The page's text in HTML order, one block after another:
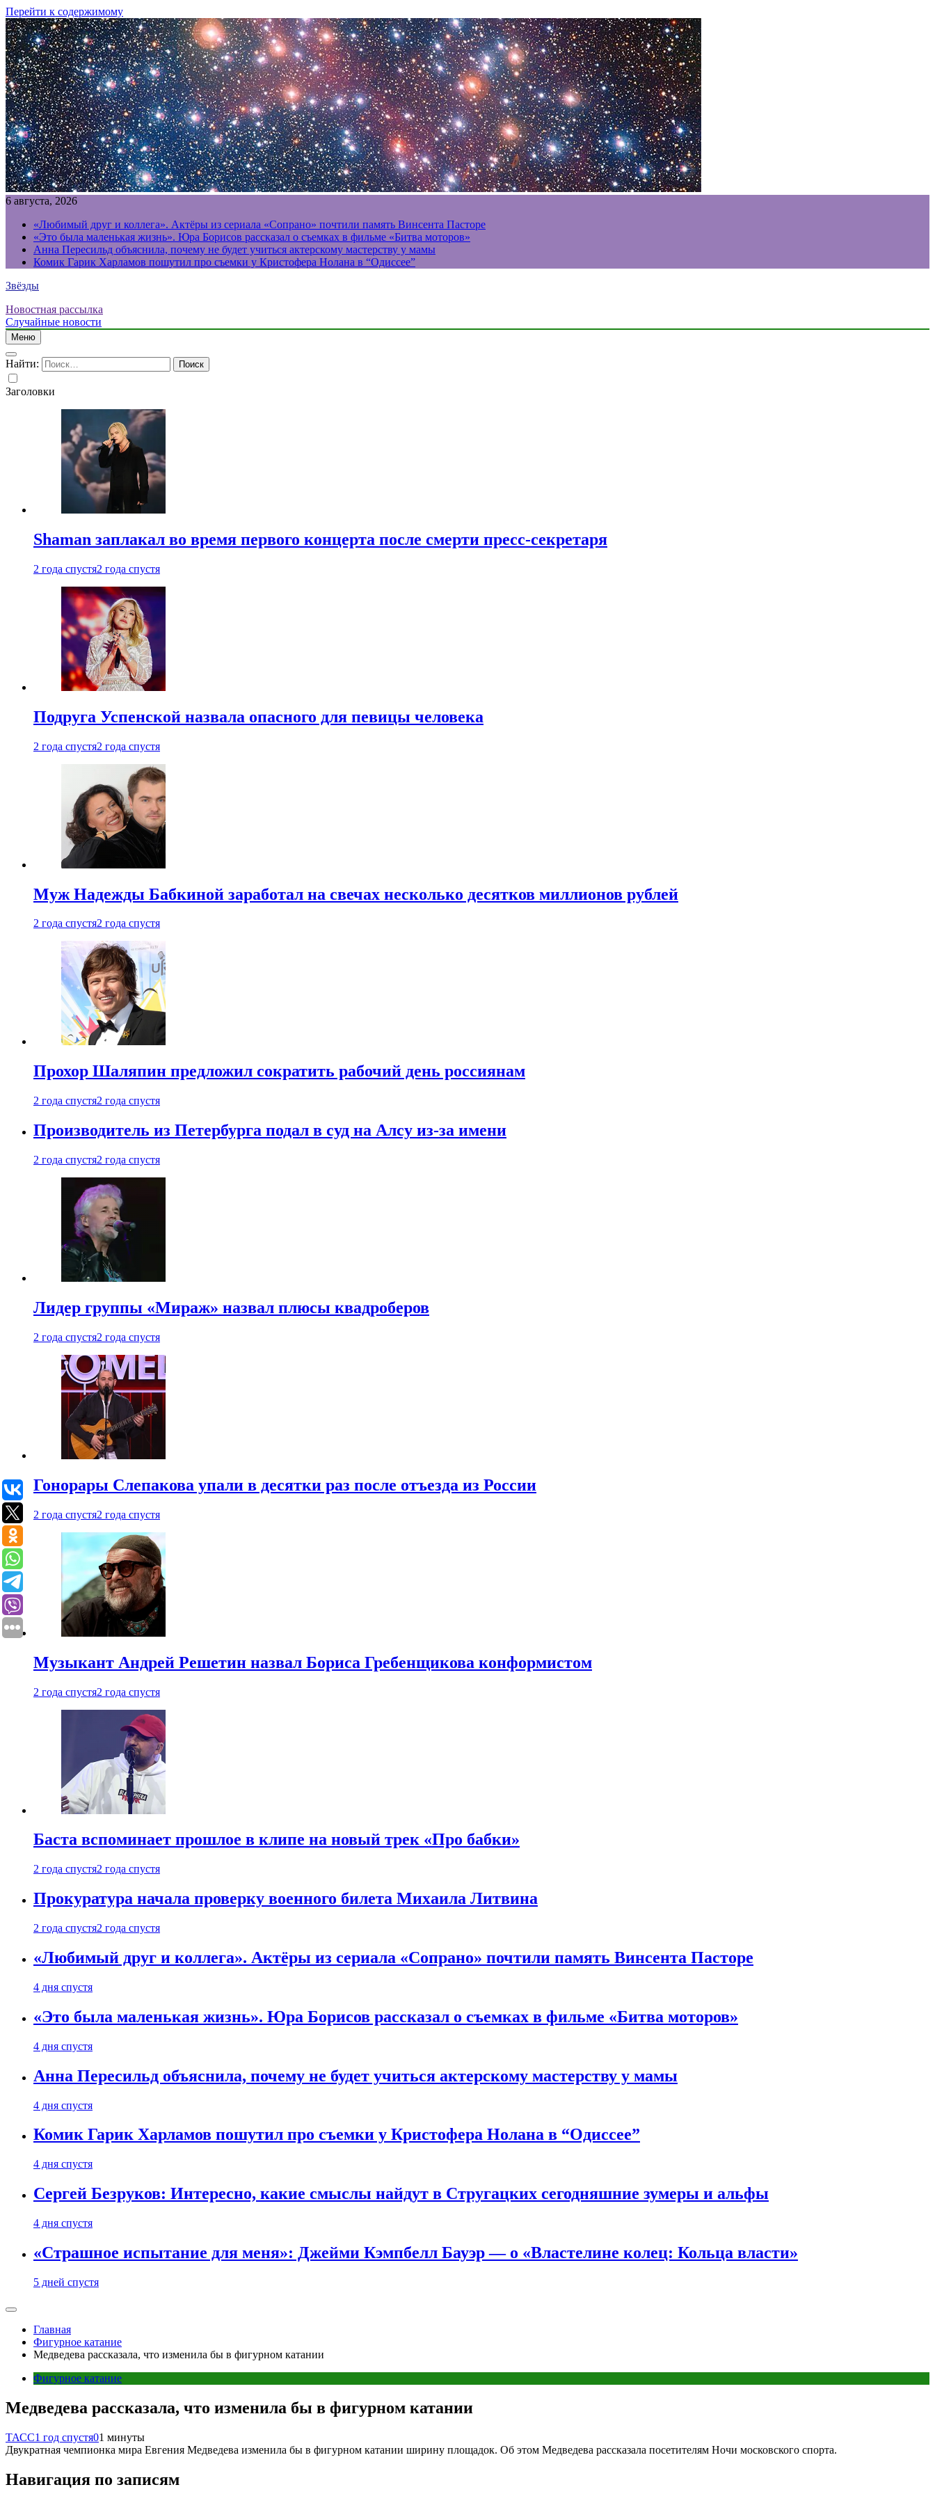
Перейти к содержимому
6 августа, 2026
«Любимый друг и коллега». Актёры из сериала «Сопрано» почтили память Винсента Пасторе
«Это была маленькая жизнь». Юра Борисов рассказал о съемках в фильме «Битва моторов»
Анна Пересильд объяснила, почему не будет учиться актерскому мастерству у мамы
Комик Гарик Харламов пошутил про съемки у Кристофера Нолана в “Одиссее”
Звёзды
Новостная рассылка
Случайные новости
Меню
Найти:
Заголовки
Shaman заплакал во время первого концерта после смерти пресс-секретаря
2 года спустя2 года спустя
Подруга Успенской назвала опасного для певицы человека
2 года спустя2 года спустя
Муж Надежды Бабкиной заработал на свечах несколько десятков миллионов рублей
2 года спустя2 года спустя
Прохор Шаляпин предложил сократить рабочий день россиянам
2 года спустя2 года спустя
Производитель из Петербурга подал в суд на Алсу из-за имени
2 года спустя2 года спустя
Лидер группы «Мираж» назвал плюсы квадроберов
2 года спустя2 года спустя
Гонорары Слепакова упали в десятки раз после отъезда из России
2 года спустя2 года спустя
Музыкант Андрей Решетин назвал Бориса Гребенщикова конформистом
2 года спустя2 года спустя
Баста вспоминает прошлое в клипе на новый трек «Про бабки»
2 года спустя2 года спустя
Прокуратура начала проверку военного билета Михаила Литвина
2 года спустя2 года спустя
«Любимый друг и коллега». Актёры из сериала «Сопрано» почтили память Винсента Пасторе
4 дня спустя
«Это была маленькая жизнь». Юра Борисов рассказал о съемках в фильме «Битва моторов»
4 дня спустя
Анна Пересильд объяснила, почему не будет учиться актерскому мастерству у мамы
4 дня спустя
Комик Гарик Харламов пошутил про съемки у Кристофера Нолана в “Одиссее”
4 дня спустя
Сергей Безруков: Интересно, какие смыслы найдут в Стругацких сегодняшние зумеры и альфы
4 дня спустя
«Страшное испытание для меня»: Джейми Кэмпбелл Бауэр — о «Властелине колец: Кольца власти»
5 дней спустя
Главная
Фигурное катание
Медведева рассказала, что изменила бы в фигурном катании
Фигурное катание
Медведева рассказала, что изменила бы в фигурном катании
ТАСС1 год спустя01 минуты
Двукратная чемпионка мира Евгения Медведева изменила бы в фигурном катании ширину площадок. Об этом Медведева рассказала посетителям Ночи московского спорта.
Навигация по записям